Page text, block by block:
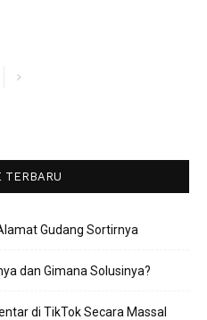
TERBARU
Gudang Sortirnya
dan Gimana Solusinya?
di TikTok Secara Massal